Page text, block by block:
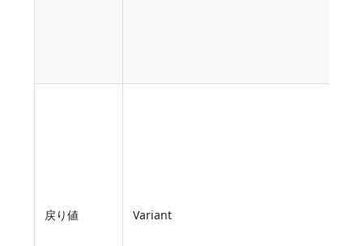
戻り値 Variant